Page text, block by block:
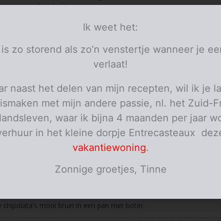
chipolata's
personen
de ui glazig in wat boter. Voeg de wortels en de laurier toe, stoof
vuurtje. Kruid met pezono en voeg een geutje water toe, zodat
niet aanzetten.
de aardappel gaar in gezouten water. Giet af en stamp
onder de aardappelen en breng verder op smaak met pezono
chipolata's mooi bruin in een pan met boter.
Ik weet het:
zo storend als zo’n venstertje wanneer je
verlaat!
naast het delen van mijn recepten, wil ik je
met mijn andere passie, nl. het Zuid-
waar ik bijna 4 maanden per jaar
in het kleine dorpje Entrecasteaux
vakantiewoning.
Zonnige groetjes, Tinne